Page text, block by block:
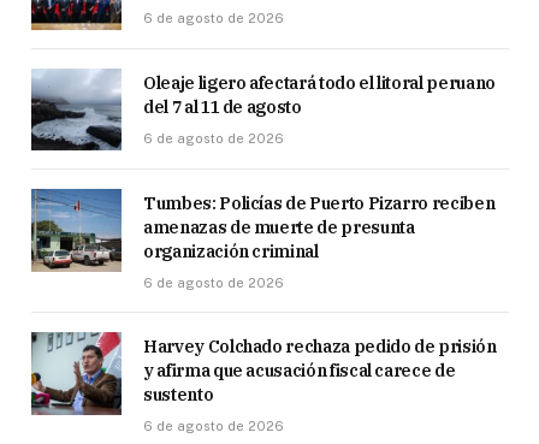
6 de agosto de 2026
Oleaje ligero afectará todo el litoral peruano
del 7 al 11 de agosto
6 de agosto de 2026
Tumbes: Policías de Puerto Pizarro reciben
amenazas de muerte de presunta
organización criminal
6 de agosto de 2026
Harvey Colchado rechaza pedido de prisión
y afirma que acusación fiscal carece de
sustento
6 de agosto de 2026